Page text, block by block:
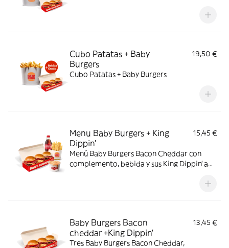
Cubo Patatas + Baby
Burgers
19,50 €
Cubo Patatas + Baby Burgers
Menu Baby Burgers + King
Dippin’
15,45 €
Menú Baby Burgers Bacon Cheddar con
complemento, bebida y sus King Dippin’ a
Baby Burgers Bacon
cheddar +King Dippin’
13,45 €
Tres Baby Burgers Bacon Cheddar,